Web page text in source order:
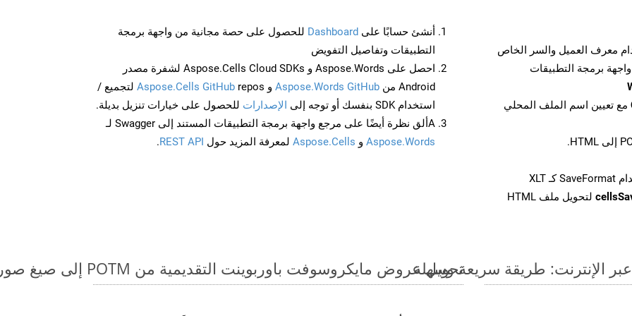
معرف العميل والسر الخاص
مع تعيين اسم الملف المحلي
لتحويل ملف HTML
أنشئ حسابًا على Dashboard للحصول على حصة مجانية من واجهة برمجة
التطبيقات وتفاصيل التفويض
احصل على Aspose.Words و Aspose.Cells Cloud SDKs لشفرة مصدر
Android من
Aspose.Words GitHub و Aspose.Cells GitHub repos لتجميع /
استخدام SDK بنفسك أو توجه إلى
الإصدارات للحصول على خيارات تنزيل بديلة.
Aألق نظرة أيضًا على مرجع واجهة برمجة التطبيقات المستند إلى Swagger لـ
Aspose.Words و Aspose.Cells لمعرفة المزيد حول REST API
.
تحويل عروض مايكروسوفت باوربوينت التقديمية من POTM إلى صيغ صور - دليل خطوة بخطوة